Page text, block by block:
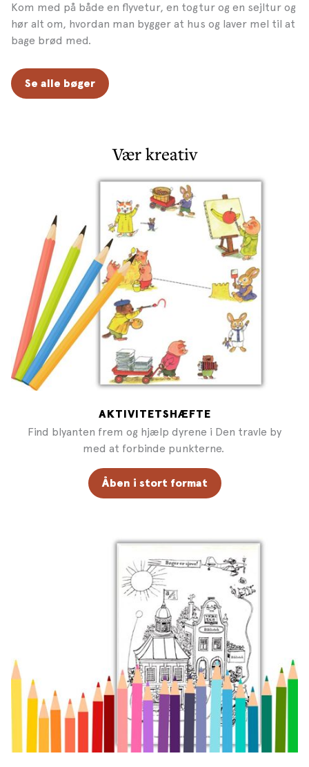
Kom med på både en flyvetur, en togtur og en sejltur og
hør alt om, hvordan man bygger at hus og laver mel til at
bage brød med.
Se alle bøger
Vær kreativ
AKTIVITETSHÆFTE
Find blyanten frem og hjælp dyrene i Den travle by
med at forbinde punkterne.
Åben i stort format